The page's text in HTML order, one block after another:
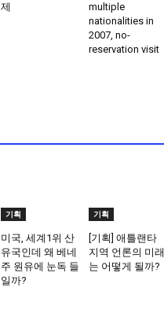
제
multiple
nationalities in
2007, no-
reservation visit
기획
미국, 세계1위 산
유국인데 왜 베네
주 원유에 눈독 들
일까?
기획
[기획] 애틀랜타
지역 언론의 미래
는 어떻게 될까?